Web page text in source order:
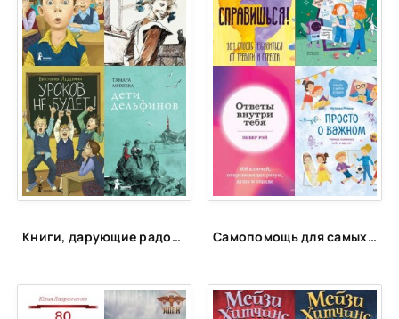
Книги, дарующие радость Самопомощь для самых маленьких